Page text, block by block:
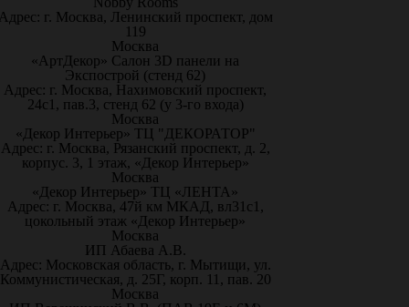
г. Москва, Ленинский проспект, дом
119
Москва
«АртДекор» Салон 3D панели на
Экспострой (стенд 62)
Адрес: г. Москва, Нахимовский проспект,
24с1, пав.3, стенд 62 (у 3-го входа)
Москва
«Декор Интерьер» ТЦ "ДЕКОРАТОР"
Адрес: г. Москва, Рязанский проспект, д. 2,
корпус. 3, 1 этаж, «Декор Интерьер»
Москва
«Декор Интерьер» ТЦ «ЛЕНТА»
Адрес: г. Москва, 47й км МКАД, вл31с1,
цокольный этаж «Декор Интерьер»
Москва
ИП Абаева А.В.
Адрес: Московская область, г. Мытищи, ул.
Коммунистическая, д. 25Г, корп. 11, пав. 20
Москва